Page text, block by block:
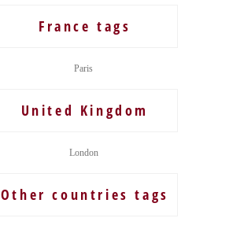
France tags
Paris
United Kingdom
London
Other countries tags